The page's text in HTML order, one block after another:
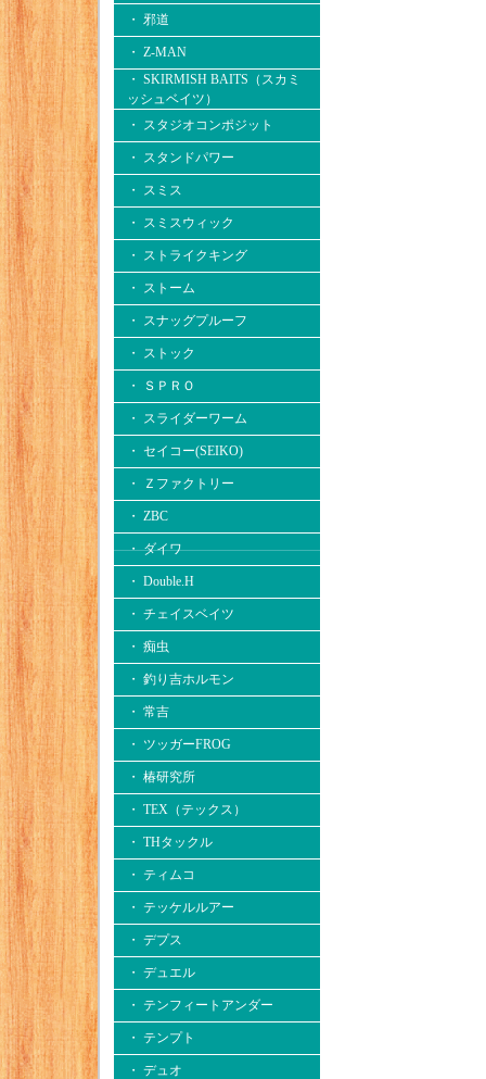
・ 邪道
・ Z-MAN
・ SKIRMISH BAITS（スカミ
ッシュベイツ）
・ スタジオコンポジット
・ スタンドパワー
・ スミス
・ スミスウィック
・ ストライクキング
・ ストーム
・ スナッグプルーフ
・ ストック
・ ＳＰＲＯ
・ スライダーワーム
・ セイコー(SEIKO)
・ Ｚファクトリー
・ ZBC
・ ダイワ
・ Double.H
・ チェイスベイツ
・ 痴虫
・ 釣り吉ホルモン
・ 常吉
・ ツッガーFROG
・ 椿研究所
・ TEX（テックス）
・ THタックル
・ ティムコ
・ テッケルルアー
・ デプス
・ デュエル
・ テンフィートアンダー
・ テンプト
・ デュオ